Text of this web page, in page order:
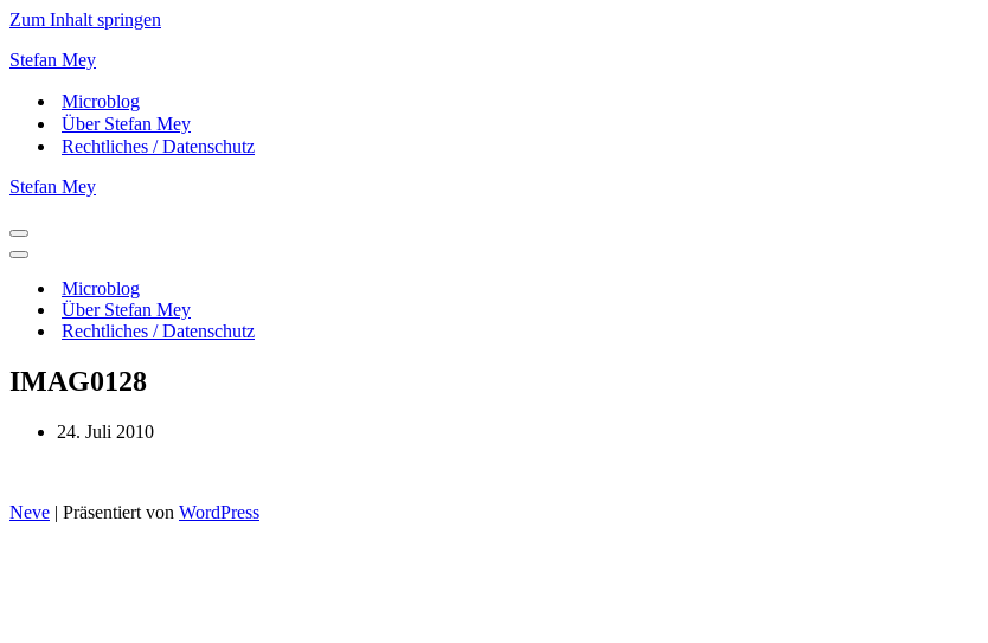
Zum Inhalt springen
Stefan Mey
Microblog
Über Stefan Mey
Rechtliches / Datenschutz
Stefan Mey
Navigationsmenü
Navigationsmenü
Microblog
Über Stefan Mey
Rechtliches / Datenschutz
IMAG0128
24. Juli 2010
Neve | Präsentiert von WordPress